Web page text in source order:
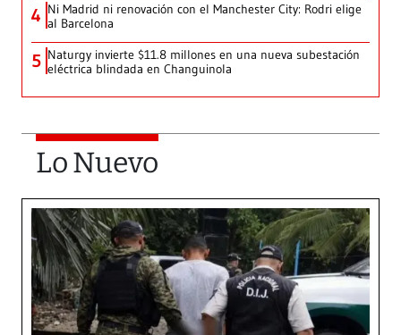
4 Ni Madrid ni renovación con el Manchester City: Rodri elige
al Barcelona
5 Naturgy invierte $11.8 millones en una nueva subestación
eléctrica blindada en Changuinola
Lo Nuevo